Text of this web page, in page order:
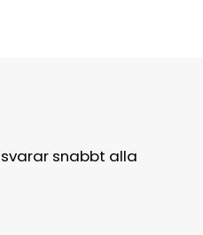
snabbt alla